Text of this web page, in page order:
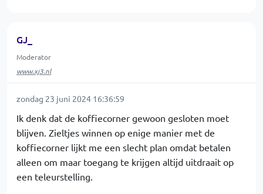
GJ_
Moderator
www.xj3.nl
zondag 23 juni 2024 16:36:59
Ik denk dat de koffiecorner gewoon gesloten moet
blijven. Zieltjes winnen op enige manier met de
koffiecorner lijkt me een slecht plan omdat betalen
alleen om maar toegang te krijgen altijd uitdraait op
een teleurstelling.